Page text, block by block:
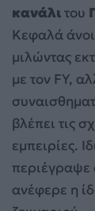
κανάλιτου
Κεφαλά
μιλώντας
με τον FY,
βλέπει τις
εμπειρίες.
περιέγραψε
ανέφερε η